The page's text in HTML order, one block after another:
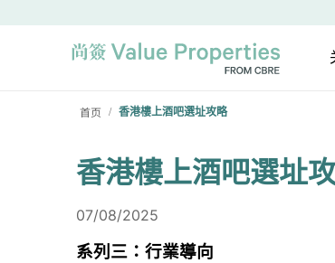
首页 / 香港樓上酒吧選址攻略
香港樓上酒吧選址
07/08/2025
系列三：行業導向